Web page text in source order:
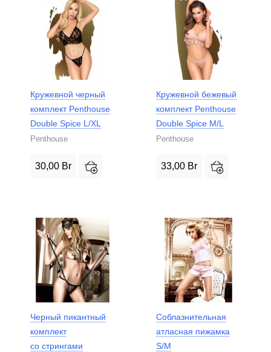
Кружевной черный
комплект Penthouse
Double Spice L/XL
Penthouse
30,00 Br
Кружевной бежевый
комплект Penthouse
Double Spice M/L
Penthouse
33,00 Br
Черный пикантный
комплект
со стрингами
Соблазнительная
атласная пижамка
S/M